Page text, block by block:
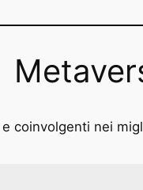
coinvolgenti nei